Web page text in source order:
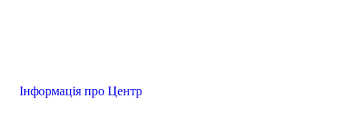
Інформація про Центр